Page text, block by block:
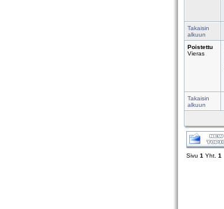
Takaisin
alkuun
Poistettu
Vieras
Takaisin
alkuun
Sivu 1 Yht. 1